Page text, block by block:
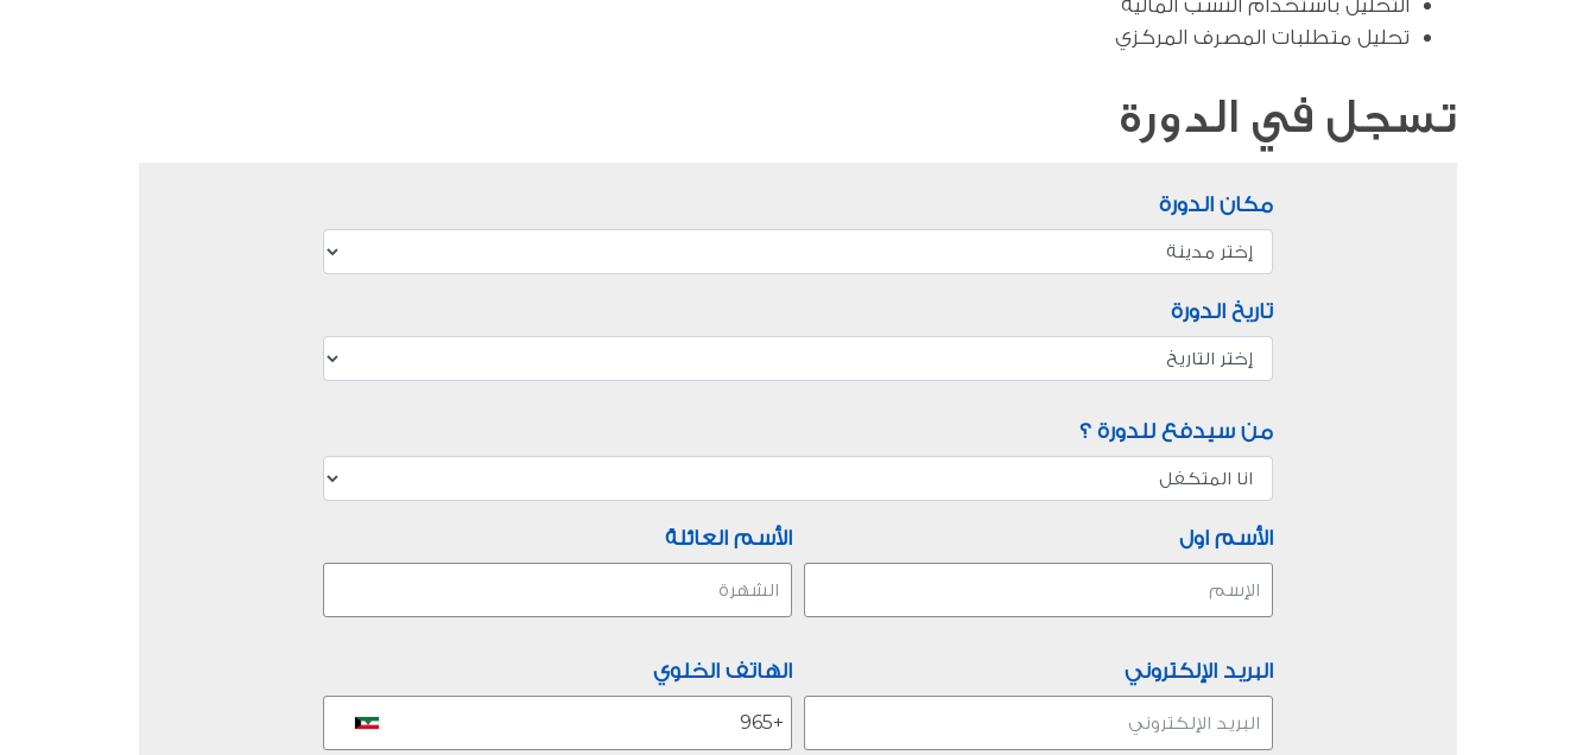
تحليل متطلبات المصرف المركزي
تسجل في الدورة
مكان الدورة
تاريخ الدورة
من سيدفع للدورة ؟
الأسم اول الأسم العائلة
البريد الإلكتروني الهاتف الخلوي